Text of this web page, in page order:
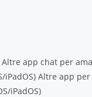
Altre app chat per
iPadOS) Altre app
iPadOS)